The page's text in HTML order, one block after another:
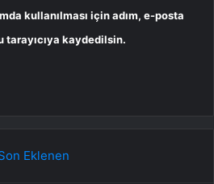
kullanılması için adım, e-posta
tarayıcıya kaydedilsin.
Eklenen